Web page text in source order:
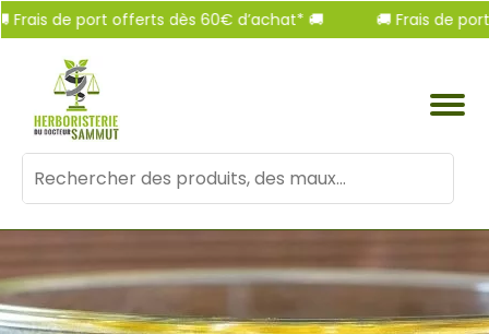
de port offerts dès 60€ d’achat* 🚚 🚚 Frais de port
Mots
clés